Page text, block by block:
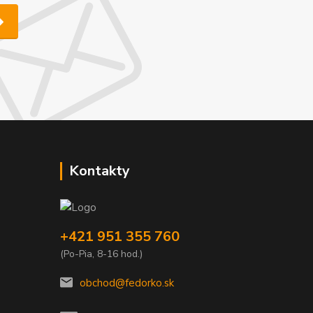
Kontakty
+421 951 355 760
(Po-Pia, 8-16 hod.)
obchod@fedorko.sk